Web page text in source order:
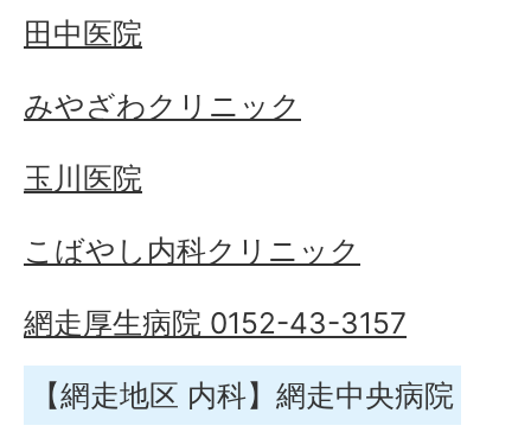
田中医院
みやざわクリニック
玉川医院
こばやし内科クリニック
網走厚生病院 0152-43-3157
【網走地区 内科】網走中央病院